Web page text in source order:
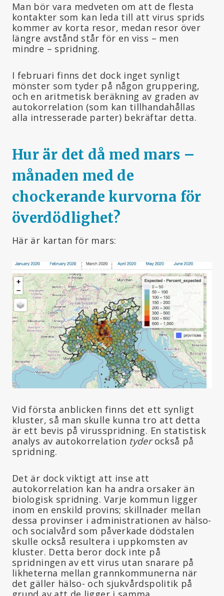
Man bör vara medveten om att de flesta
kontakter som kan leda till att virus sprids
kommer av korta resor, medan resor över
längre avstånd står för en viss – men
mindre – spridning.
I februari finns det dock inget synligt
mönster som tyder på någon gruppering,
och en aritmetisk beräkning av graden av
autokorrelation (som kan tillhandahållas
alla intresserade parter) bekräftar detta.
Hur är det då med mars –
månaden med de
chockerande kurvorna för
överdödlighet?
Här är kartan för mars:
Vid första anblicken finns det ett synligt
kluster, så man skulle kunna tro att detta
är ett bevis på virusspridning. En statistisk
analys av autokorrelation tyderockså på
spridning.
Det är dock viktigt att inse att
autokorrelation kan ha andra orsaker än
biologisk spridning. Varje kommun ligger
inom en enskild provins; skillnader mellan
dessa provinser i administrationen av hälso-
och socialvård som påverkade dödstalen
skulle också resultera i uppkomsten av
kluster. Detta beror dock inte på
spridningen av ett virus utan snarare på
likheterna mellan grannkommunerna när
det gäller hälso- och sjukvårdspolitik på